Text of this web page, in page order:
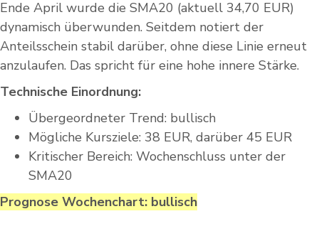
Ende April wurde die SMA20 (aktuell 34,70 EUR)
dynamisch überwunden. Seitdem notiert der
Anteilsschein stabil darüber, ohne diese Linie erneut
anzulaufen. Das spricht für eine hohe innere Stärke.
Technische Einordnung:
Übergeordneter Trend: bullisch
Mögliche Kursziele: 38 EUR, darüber 45 EUR
Kritischer Bereich: Wochenschluss unter der
SMA20
Prognose Wochenchart: bullisch